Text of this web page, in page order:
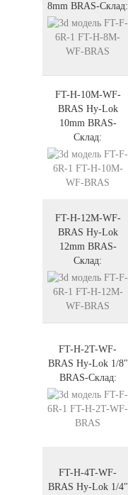
8mm BRAS-Склад:
FT-H-10M-WF-
BRAS Hy-Lok
10mmBRAS-
Склад:
FT-H-12M-WF-
BRAS Hy-Lok
12mmBRAS-
Склад:
FT-H-2T-WF-
BRAS Hy-Lok 1/8"
BRAS-Склад:
FT-H-4T-WF-
BRAS Hy-Lok 1/4"